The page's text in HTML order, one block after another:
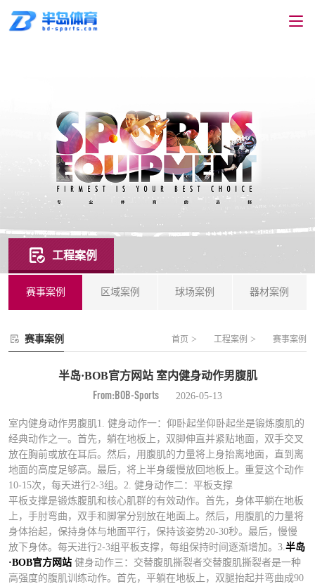
工程案例
赛事案例 区域案例 球场案例 器材案例
赛事案例 首页 > 工程案例 > 赛事案例
半岛·BOB官方网站 室内健身动作男腹肌
From:BOB-Sports 2026-05-13
室内健身动作男腹肌1. 健身动作一：仰卧起坐仰卧起坐是锻炼腹肌的
经典动作之一。首先，躺在地板上，双脚伸直并紧贴地面，双手交叉
放在胸前或放在耳后。然后，用腹肌的力量将上身抬离地面，直到离
地面的高度足够高。最后，将上半身缓慢放回地板上。重复这个动作
10-15次，每天进行2-3组。2. 健身动作二：平板支撑
平板支撑是锻炼腹肌和核心肌群的有效动作。首先，身体平躺在地板
上，手肘弯曲，双手和脚掌分别放在地面上。然后，用腹肌的力量将
身体抬起，保持身体与地面平行，保持该姿势20-30秒。最后，慢慢
放下身体。每天进行2-3组平板支撑，每组保持时间逐渐增加。3. 半岛
·BOB官方网站 健身动作三：交替腹肌撕裂者交替腹肌撕裂者是一种
高强度的腹肌训练动作。首先，平躺在地板上，双腿抬起并弯曲成90